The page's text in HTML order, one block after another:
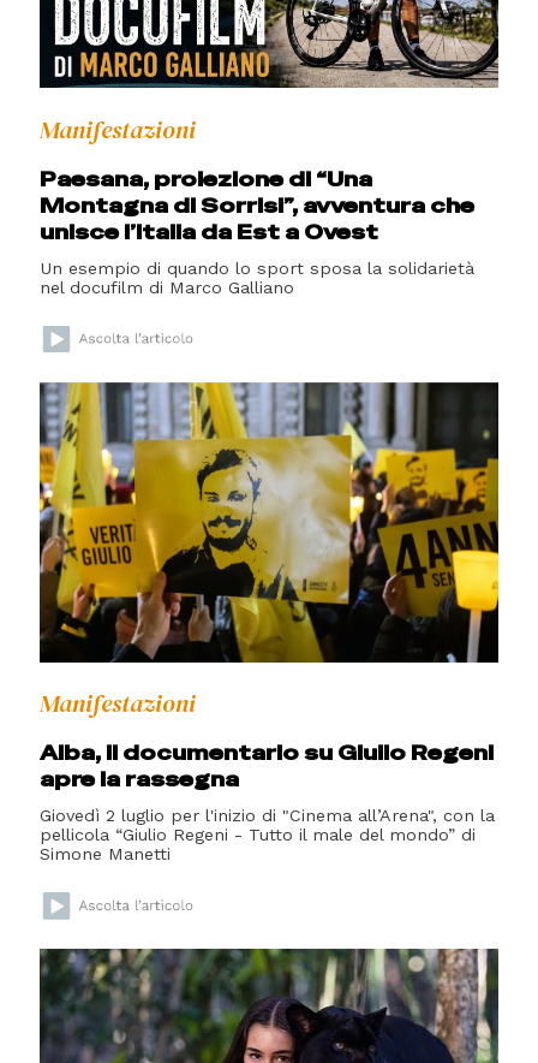
Manifestazioni
Paesana, proiezione di “Una
Montagna di Sorrisi”, avventura che
unisce l’Italia da Est a Ovest
Un esempio di quando lo sport sposa la solidarietà
nel docufilm di Marco Galliano
Manifestazioni
Alba, il documentario su Giulio Regeni
apre la rassegna
Giovedì 2 luglio per l'inizio di "Cinema all’Arena", con la
pellicola “Giulio Regeni - Tutto il male del mondo” di
Simone Manetti